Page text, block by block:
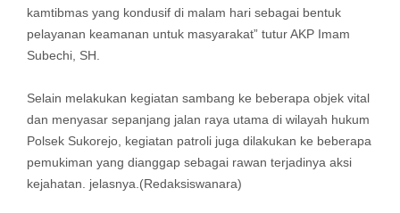
kamtibmas yang kondusif di malam hari sebagai bentuk
pelayanan keamanan untuk masyarakat” tutur AKP Imam
Subechi, SH.
Selain melakukan kegiatan sambang ke beberapa objek vital
dan menyasar sepanjang jalan raya utama di wilayah hukum
Polsek Sukorejo, kegiatan patroli juga dilakukan ke beberapa
pemukiman yang dianggap sebagai rawan terjadinya aksi
kejahatan. jelasnya.(Redaksiswanara)